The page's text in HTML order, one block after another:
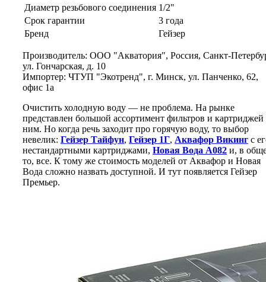
Диаметр резьбового соединения 1/2"
Срок гарантии
3 года
Бренд
Гейзер
Производитель: ООО "Акватория", Россия, Санкт-
ул. Гончарская, д. 10
Импортер: ЧТУП "Экотренд", г. Минск, ул. Панченко, 62,
офис 1а
Очистить холодную воду — не проблема. На рынке
представлен большой ассортимент фильтров и картриджей
ним. Но когда речь заходит про горячую воду, то выбор
невелик: Гейзер Тайфун, Гейзер 1Г, Аквафор Викинг с
нестандартными картриджами, Новая Вода А082 и, в
то, все. К тому же стоимость моделей от Аквафор и Новая
Вода сложно назвать доступной. И тут появляется Гейзер
Премьер.